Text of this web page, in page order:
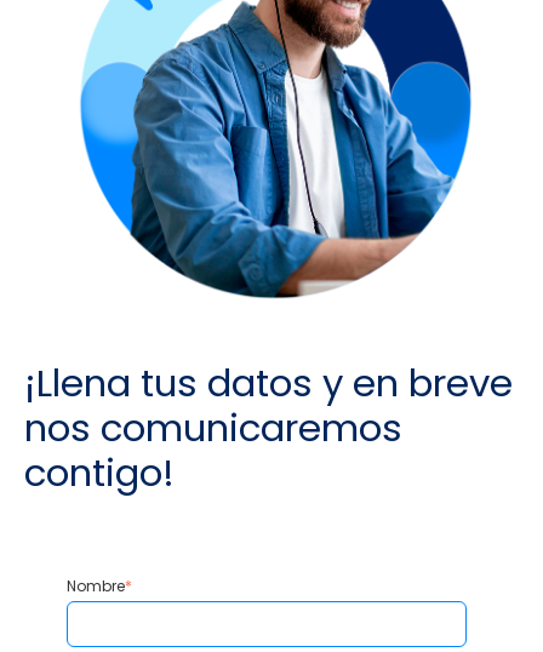
¡Llena tus datos y en breve
nos comunicaremos
contigo!
Nombre*